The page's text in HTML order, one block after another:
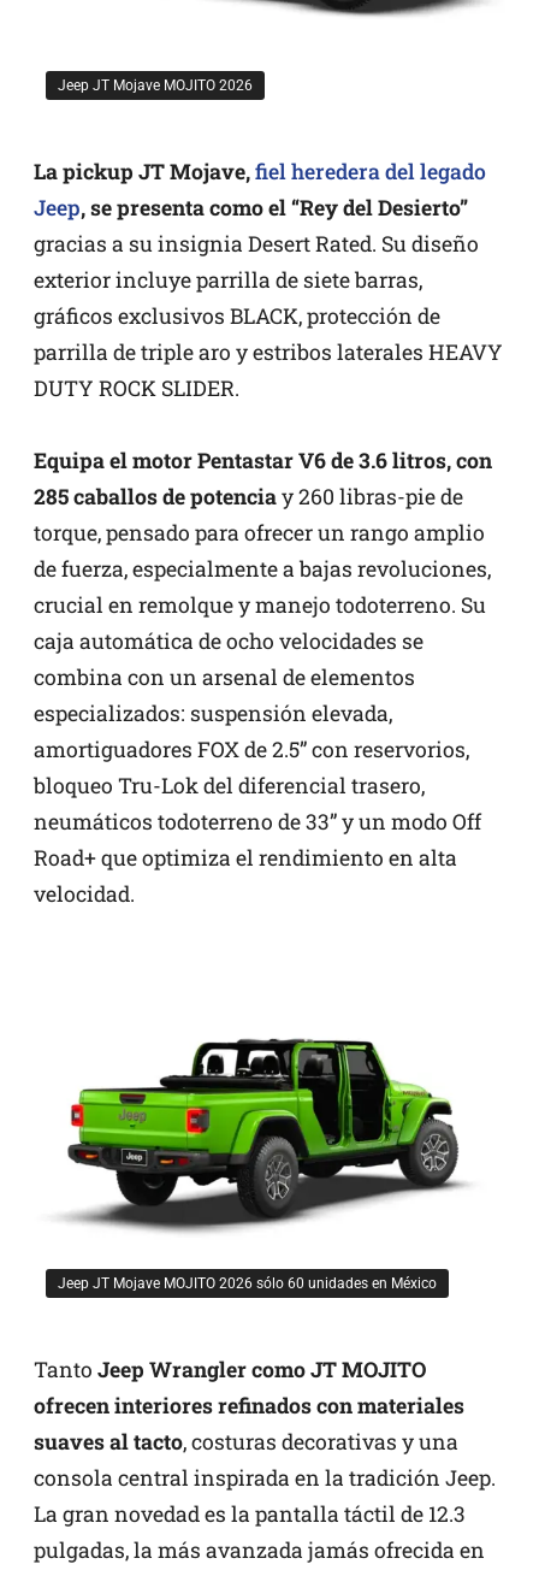
Jeep JT Mojave MOJITO 2026
La pickup JT Mojave,fiel heredera del legado
Jeep, se presenta como el “Rey del Desierto”
gracias a su insignia Desert Rated. Su diseño
exterior incluye parrilla de siete barras,
gráficos exclusivos BLACK, protección de
parrilla de triple aro y estribos laterales HEAVY
DUTY ROCK SLIDER.
Equipa el motor Pentastar V6 de 3.6 litros, con
285 caballos de potenciay 260 libras-pie de
torque, pensado para ofrecer un rango amplio
de fuerza, especialmente a bajas revoluciones,
crucial en remolque y manejo todoterreno. Su
caja automática de ocho velocidades se
combina con un arsenal de elementos
especializados: suspensión elevada,
amortiguadores FOX de 2.5” con reservorios,
bloqueo Tru-Lok del diferencial trasero,
neumáticos todoterreno de 33” y un modo Off
Road+ que optimiza el rendimiento en alta
velocidad.
Jeep JT Mojave MOJITO 2026 sólo 60 unidades en México
Tanto Jeep Wrangler como JT MOJITO
ofrecen interiores refinados con materiales
suaves al tacto, costuras decorativas y una
consola central inspirada en la tradición Jeep.
La gran novedad es la pantalla táctil de 12.3
pulgadas, la más avanzada jamás ofrecida en